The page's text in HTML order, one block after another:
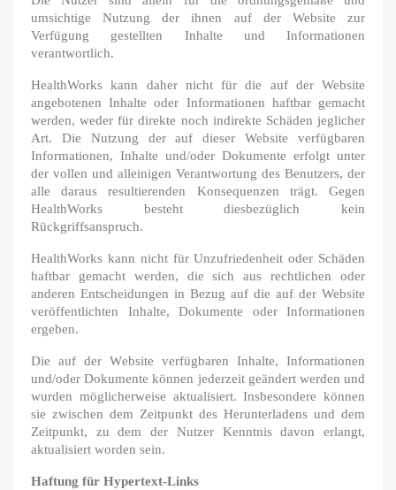
umsichtige Nutzung der ihnen auf der Website zur
Verfügung gestellten Inhalte und Informationen
verantwortlich.
HealthWorks kann daher nicht für die auf der Website
angebotenen Inhalte oder Informationen haftbar gemacht
werden, weder für direkte noch indirekte Schäden jeglicher
Art. Die Nutzung der auf dieser Website verfügbaren
Informationen, Inhalte und/oder Dokumente erfolgt unter
der vollen und alleinigen Verantwortung des Benutzers, der
alle daraus resultierenden Konsequenzen trägt. Gegen
HealthWorks besteht diesbezüglich kein
Rückgriffsanspruch.
HealthWorks kann nicht für Unzufriedenheit oder Schäden
haftbar gemacht werden, die sich aus rechtlichen oder
anderen Entscheidungen in Bezug auf die auf der Website
veröffentlichten Inhalte, Dokumente oder Informationen
ergeben.
Die auf der Website verfügbaren Inhalte, Informationen
und/oder Dokumente können jederzeit geändert werden und
wurden möglicherweise aktualisiert. Insbesondere können
sie zwischen dem Zeitpunkt des Herunterladens und dem
Zeitpunkt, zu dem der Nutzer Kenntnis davon erlangt,
aktualisiert worden sein.
Haftung für Hypertext-Links